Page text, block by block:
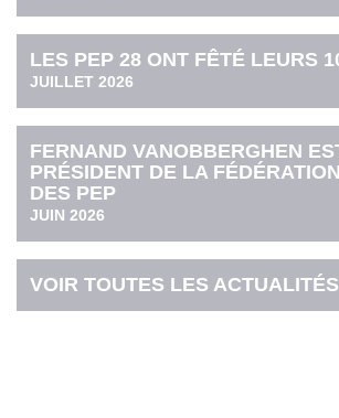
LES PEP 28 ONT FÊTÉ LEURS
JUILLET 2026
FERNAND VANOBBERGHEN
PRÉSIDENT DE LA
DES PEP
JUIN 2026
VOIR TOUTES LES ACTUALITÉS